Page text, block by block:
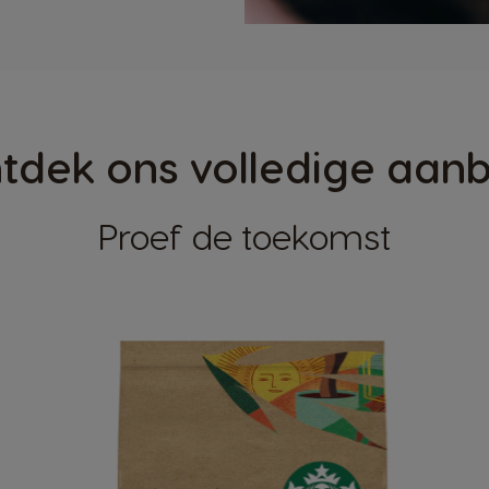
ons volledige
Proef de toekomst